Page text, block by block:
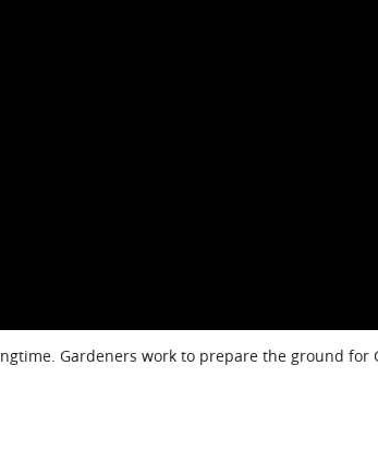
Gardeners work to prepare the ground for